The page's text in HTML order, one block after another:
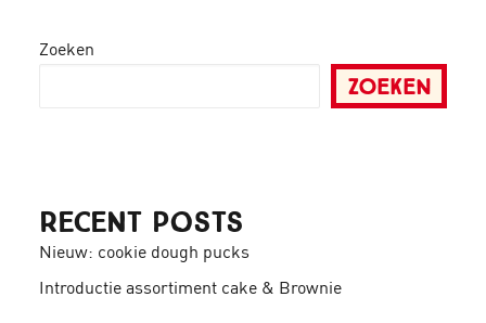
Zoeken
ZOEKEN
Recent Posts
Nieuw: cookie dough pucks
Introductie assortiment cake & Brownie